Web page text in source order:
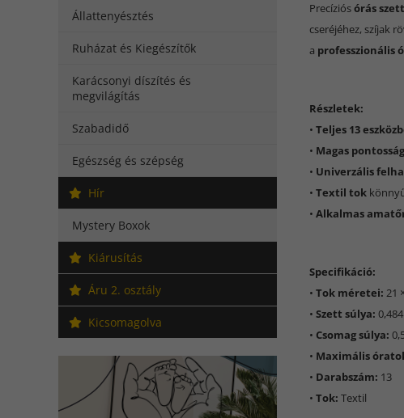
Állattenyésztés
Ruházat és Kiegészítők
Karácsonyi díszítés és
megvilágítás
Szabadidő
Egészség és szépség
Hír
Mystery Boxok
Kiárusítás
Áru 2. osztály
Kicsomagolva
Precíziósórás szett
cseréjéhez, szíjak
a professzionális
Részletek:
• Teljes 13
• Magas pontosság
• Univerzális
• Textil tok
• Alkalmas
Specifikáció:
• Tok méretei: 21
• Szett súlya:
• Csomag súlya:
• Maximális
• Darabszám: 13
• Tok: Textil